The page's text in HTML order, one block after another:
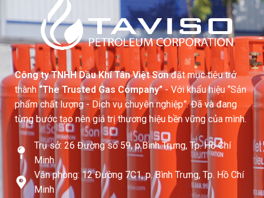
Công ty TNHH Dầu Khí Tân Việt Sơnđặt mục tiêu trở
thành “The Trusted Gas Company”- Với khẩu hiệu “Sản
phẩm chất lượng - Dịch vụ chuyên nghiệp”. Đã và đang
từng bước tạo nên giá trị thương hiệu bền vững của mình.
Trụ sở: 26 Đường số 59, p.Bình Trưng, Tp. Hồ Chí
Minh
Văn phòng: 12 Đường 7C1, p. Bình Trưng, Tp. Hồ Chí
Minh